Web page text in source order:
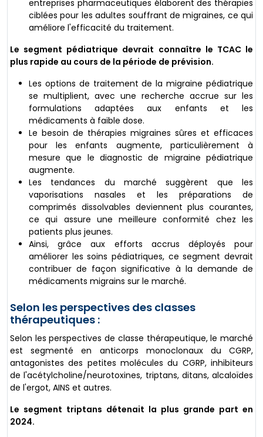
entreprises pharmaceutiques élaborent des thérapies
ciblées pour les adultes souffrant de migraines, ce qui
améliore l'efficacité du traitement.
Le segment pédiatrique devrait connaître le TCAC le
plus rapide au cours de la période de prévision.
Les options de traitement de la migraine pédiatrique
se multiplient, avec une recherche accrue sur les
formulations adaptées aux enfants et les
médicaments à faible dose.
Le besoin de thérapies migraines sûres et efficaces
pour les enfants augmente, particulièrement à
mesure que le diagnostic de migraine pédiatrique
augmente.
Les tendances du marché suggèrent que les
vaporisations nasales et les préparations de
comprimés dissolvables deviennent plus courantes,
ce qui assure une meilleure conformité chez les
patients plus jeunes.
Ainsi, grâce aux efforts accrus déployés pour
améliorer les soins pédiatriques, ce segment devrait
contribuer de façon significative à la demande de
médicaments migrains sur le marché.
Selon les perspectives des classes
thérapeutiques :
Selon les perspectives de classe thérapeutique, le marché
est segmenté en anticorps monoclonaux du CGRP,
antagonistes des petites molécules du CGRP, inhibiteurs
de l'acétylcholine/neurotoxines, triptans, ditans, alcaloïdes
de l'ergot, AINS et autres.
Le segment triptans détenait la plus grande part en
2024.